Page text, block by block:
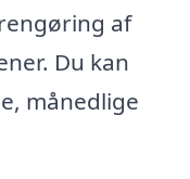
af
Du kan
månedlige